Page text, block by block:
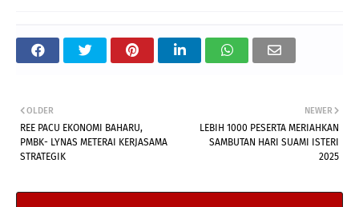
NEWER
LEBIH 1000 PESERTA MERIAHKAN
SAMBUTAN HARI SUAMI ISTERI
2025
OLDER
REE PACU EKONOMI BAHARU,
PMBK- LYNAS METERAI KERJASAMA
STRATEGIK